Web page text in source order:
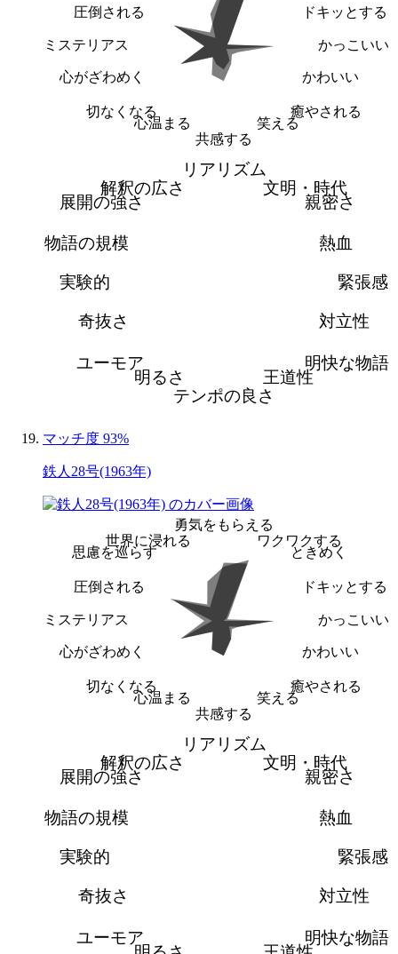
ドキッとする
かっこいい
かわいい
癒やされる
笑える
共感する
心温まる
切なくなる
心がざわめく
ミステリアス
圧倒される
リアリズム
文明・時代
親密さ
熱血
緊張感
対立性
明快な物語
王道性
テンポの良さ
明るさ
ユーモア
奇抜さ
実験的
物語の規模
展開の強さ
解釈の広さ
マッチ度 93%
鉄人28号(1963年)
勇気をもらえる
ワクワクする
ときめく
ドキッとする
かっこいい
かわいい
癒やされる
笑える
共感する
心温まる
切なくなる
心がざわめく
ミステリアス
圧倒される
思慮を巡らす
世界に浸れる
リアリズム
文明・時代
親密さ
熱血
緊張感
対立性
明快な物語
ユーモア
奇抜さ
実験的
物語の規模
展開の強さ
解釈の広さ